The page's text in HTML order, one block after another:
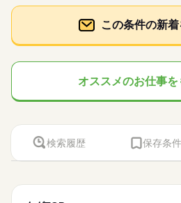
この条件の新
オススメのお仕事
検索履歴 保存条件